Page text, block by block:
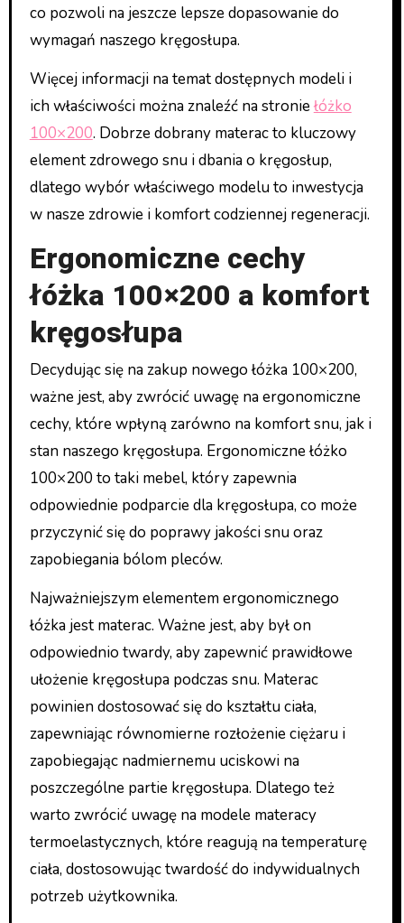
co pozwoli na jeszcze lepsze dopasowanie do
wymagań naszego kręgosłupa.
Więcej informacji na temat dostępnych modeli i
ich właściwości można znaleźć na stroniełóżko
100×200. Dobrze dobrany materac to kluczowy
element zdrowego snu i dbania o kręgosłup,
dlatego wybór właściwego modelu to inwestycja
w nasze zdrowie i komfort codziennej regeneracji.
Ergonomiczne cechy
łóżka 100×200 a komfort
kręgosłupa
Decydując się na zakup nowego łóżka 100×200,
ważne jest, aby zwrócić uwagę na ergonomiczne
cechy, które wpłyną zarówno na komfort snu, jak i
stan naszego kręgosłupa. Ergonomiczne łóżko
100×200 to taki mebel, który zapewnia
odpowiednie podparcie dla kręgosłupa, co może
przyczynić się do poprawy jakości snu oraz
zapobiegania bólom pleców.
Najważniejszym elementem ergonomicznego
łóżka jest materac. Ważne jest, aby był on
odpowiednio twardy, aby zapewnić prawidłowe
ułożenie kręgosłupa podczas snu. Materac
powinien dostosować się do kształtu ciała,
zapewniając równomierne rozłożenie ciężaru i
zapobiegając nadmiernemu uciskowi na
poszczególne partie kręgosłupa. Dlatego też
warto zwrócić uwagę na modele materacy
termoelastycznych, które reagują na temperaturę
ciała, dostosowując twardość do indywidualnych
potrzeb użytkownika.